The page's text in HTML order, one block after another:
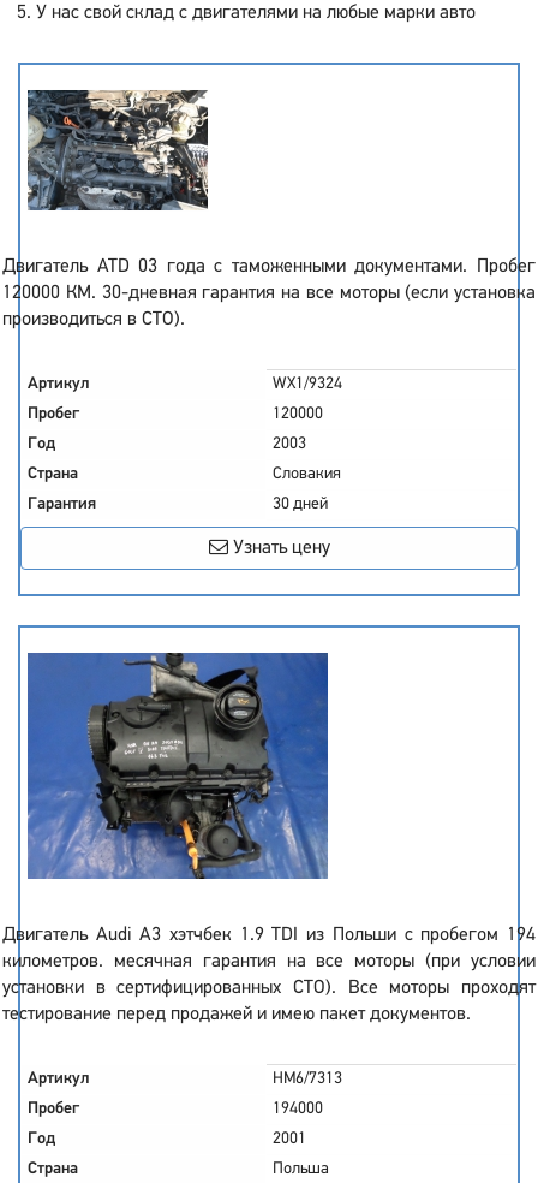
У нас свой склад с двигателями на любые марки авто
Двигатель ATD 03 года с таможенными документами. Пробег
120000 КМ. 30-дневная гарантия на все моторы (если установка
производиться в СТО).
Артикул
WX1/9324
Пробег
120000
Год
2003
Страна
Словакия
Гарантия
30 дней
Узнать цену
Двигатель Audi A3 хэтчбек 1.9 TDI из Польши с пробегом 194
километров. месячная гарантия на все моторы (при условии
установки в сертифицированных СТО). Все моторы проходят
тестирование перед продажей и имею пакет документов.
Артикул
HM6/7313
Пробег
194000
Год
2001
Страна
Польша